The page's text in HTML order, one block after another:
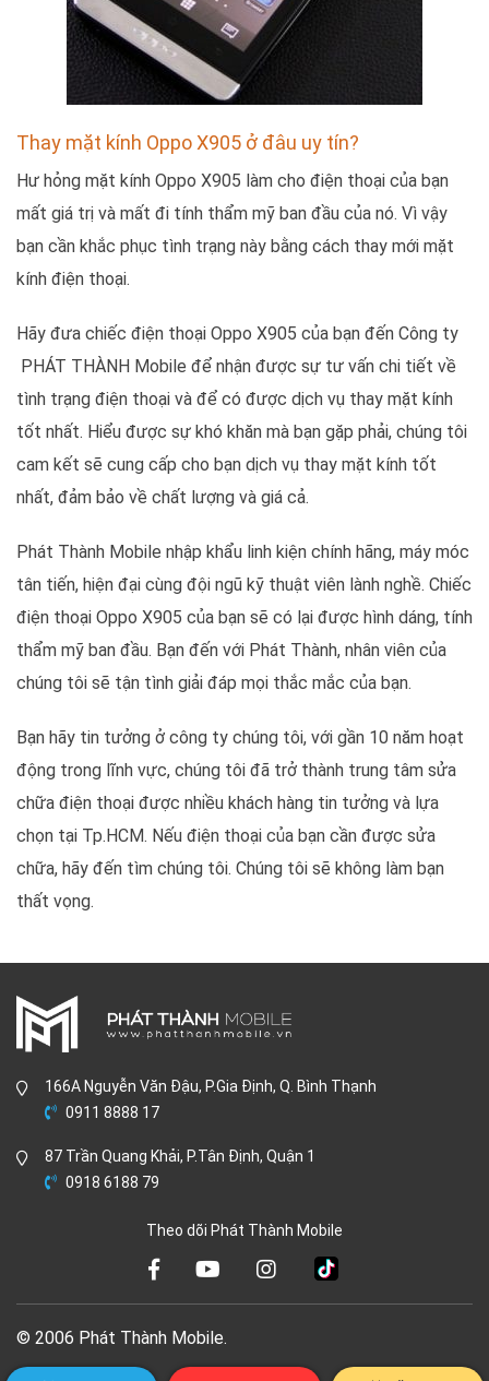
Thay mặt kính Oppo X905 ở đâu uy tín?
Hư hỏng mặt kính Oppo X905 làm cho điện thoại của bạn
mất giá trị và mất đi tính thẩm mỹ ban đầu của nó. Vì vậy
bạn cần khắc phục tình trạng này bằng cách thay mới mặt
kính điện thoại.
Hãy đưa chiếc điện thoại Oppo X905 của bạn đến Công ty
PHÁT THÀNH Mobile để nhận được sự tư vấn chi tiết về
tình trạng điện thoại và để có được dịch vụ thay mặt kính
tốt nhất. Hiểu được sự khó khăn mà bạn gặp phải, chúng tôi
cam kết sẽ cung cấp cho bạn dịch vụ thay mặt kính tốt
nhất, đảm bảo về chất lượng và giá cả.
Phát Thành Mobile nhập khẩu linh kiện chính hãng, máy móc
tân tiến, hiện đại cùng đội ngũ kỹ thuật viên lành nghề. Chiếc
điện thoại Oppo X905 của bạn sẽ có lại được hình dáng, tính
thẩm mỹ ban đầu. Bạn đến với Phát Thành, nhân viên của
chúng tôi sẽ tận tình giải đáp mọi thắc mắc của bạn.
Bạn hãy tin tưởng ở công ty chúng tôi, với gần 10 năm hoạt
động trong lĩnh vực, chúng tôi đã trở thành trung tâm sửa
chữa điện thoại được nhiều khách hàng tin tưởng và lựa
chọn tại Tp.HCM. Nếu điện thoại của bạn cần được sửa
chữa, hãy đến tìm chúng tôi. Chúng tôi sẽ không làm bạn
thất vọng.
166A Nguyễn Văn Đậu, P.Gia Định, Q. Bình Thạnh
0911 8888 17
87 Trần Quang Khải, P.Tân Định, Quận 1
0918 6188 79
Theo dõi Phát Thành Mobile
© 2006 Phát Thành Mobile.